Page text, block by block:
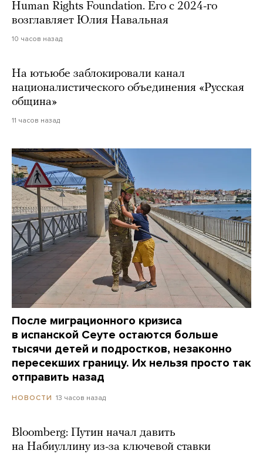
Human Rights Foundation. Его с 2024-го
возглавляет Юлия Навальная
10 часов назад
На ютьюбе заблокировали канал
националистического объединения «Русская
община»
11 часов назад
После миграционного кризиса
в испанской Сеуте остаются больше
тысячи детей и подростков, незаконно
пересекших границу. Их нельзя просто так
отправить назад
НОВОСТИ 13 часов назад
Bloomberg: Путин начал давить
на Набиуллину из-за ключевой ставки